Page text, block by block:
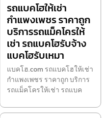
รถแบคโฮให้เช่า
กำแพงเพชร ราคาถูก
บริการรถแม็คโครให้
เช่า รถแบคโฮรับจ้าง
แบคโฮรับเหมา
แบคโฮ.com รถแบคโฮให้เช่า
กำแพงเพชร ราคาถูก บริการ
รถแม็คโครให้เช่า รถแบค